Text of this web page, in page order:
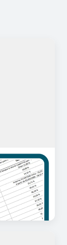
le taux